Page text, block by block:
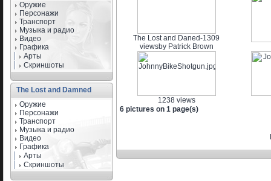
Оружие
Персонажи
Транспорт
Музыка и радио
Видео
Графика
Арты
Скриншоты
The Lost and Damned
Оружие
Персонажи
Транспорт
Музыка и радио
Видео
Графика
Арты
Скриншоты
The Lost and Daned-1309
viewsby Patrick Brown
1238 views
6 pictures on 1 page(s)